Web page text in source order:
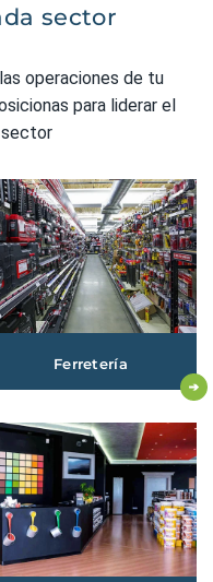
sector
operaciones de tu
para liderar el
Ferretería